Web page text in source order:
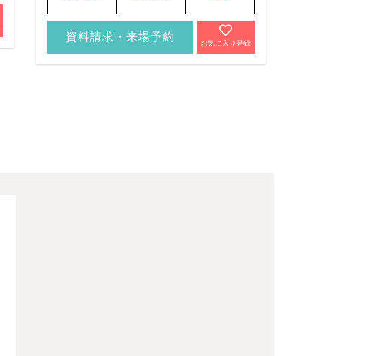
資料請求・来場予約
お気に入り登録